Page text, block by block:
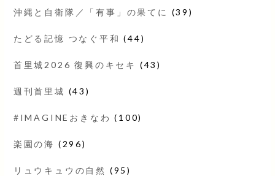
沖縄と自衛隊／「有事」の果てに (39)
たどる記憶 つなぐ平和 (44)
首里城2026 復興のキセキ (43)
週刊首里城 (43)
#IMAGINEおきなわ (100)
楽園の海 (296)
リュウキュウの自然 (95)